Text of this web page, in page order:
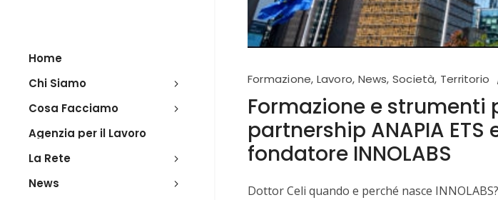
Home
Chi Siamo
Cosa Facciamo
Agenzia per il Lavoro
La Rete
News
Formazione, Lavoro, News, Società, Territorio
Formazione e strumenti
partnership ANAPIA ETS
fondatore INNOLABS
Dottor Celi quando e perché nasce